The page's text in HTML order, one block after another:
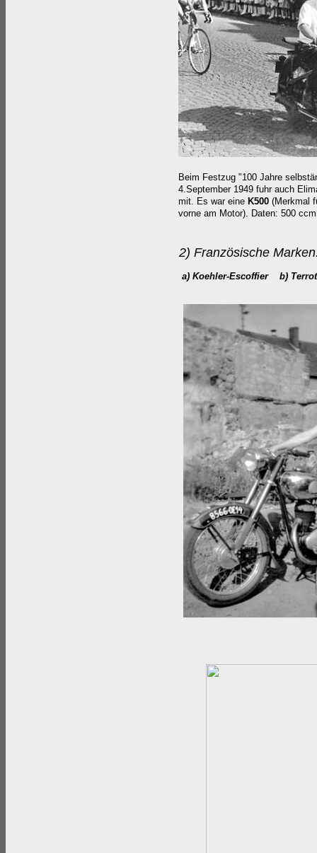
Beim Festzug "100 Jahre
4.September 1949 fuhr auch
mit. Es war eine K500 (Merkmal
vorne am Motor). Daten: 500
2) Französische
a) Koehler-Escoffier b)